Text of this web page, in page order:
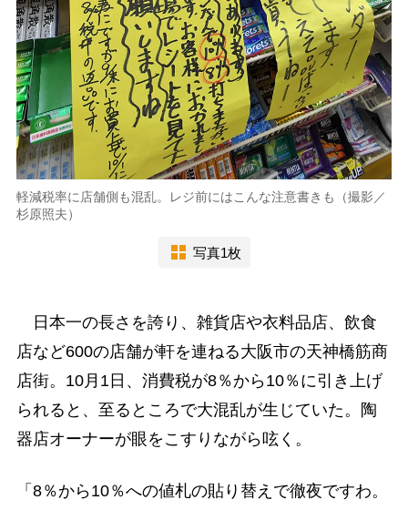
軽減税率に店舗側も混乱。レジ前にはこんな注意書きも（撮影／
杉原照夫）
写真1枚
日本一の長さを誇り、雑貨店や衣料品店、飲食
店など600の店舗が軒を連ねる大阪市の天神橋筋商
店街。10月1日、消費税が8％から10％に引き上げ
られると、至るところで大混乱が生じていた。陶
器店オーナーが眼をこすりながら呟く。
「8％から10％への値札の貼り替えで徹夜ですわ。